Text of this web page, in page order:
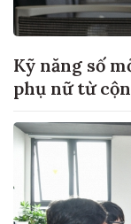
Kỹ năng số
phụ nữ từ